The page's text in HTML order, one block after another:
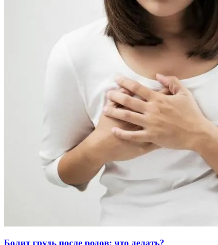
Болит грудь после родов: что делать?